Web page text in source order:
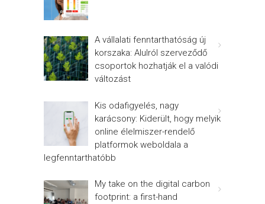
A vállalati fenntarthatóság új
korszaka: Alulról szerveződő
csoportok hozhatják el a valódi
változást
Kis odafigyelés, nagy
karácsony: Kiderült, hogy melyik
online élelmiszer-rendelő
platformok weboldala a
legfenntarthatóbb
My take on the digital carbon
footprint: a first-hand